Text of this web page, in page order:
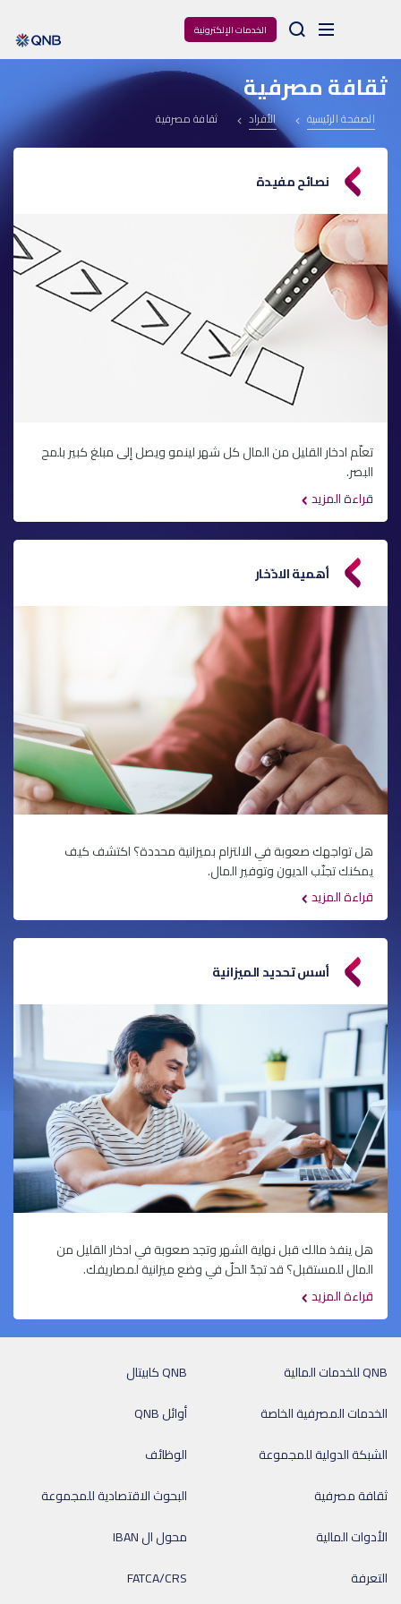
الخدمات الإلكترونية Arama
ثقافة مصرفية
الصفحة الرئيسية الأفراد ثقافة مصرفية
نصائح مفيدة
تعلّم ادخار القليل من المال كل شهر لينمو ويصل إلى مبلغ كبير بلمح
البصر.
قراءة المزيد
أهمية الادّخار
هل تواجهك صعوبة في الالتزام بميزانية محددة؟ اكتشف كيف
يمكنك تجنّب الديون وتوفير المال.
قراءة المزيد
أسس تحديد الميزانية
هل ينفذ مالك قبل نهاية الشهر وتجد صعوبة في ادخار القليل من
المال للمستقبل؟ قد تجدّ الحلّ في وضع ميزانية لمصاريفك.
قراءة المزيد
QNB كابيتال
QNB للخدمات المالية
أوائل QNB
الخدمات المصرفية الخاصة
الوظائف
الشبكة الدولية للمجموعة
البحوث الاقتصادية للمجموعة
ثقافة مصرفية
محول ال IBAN
الأدوات المالية
FATCA/CRS
التعرفة